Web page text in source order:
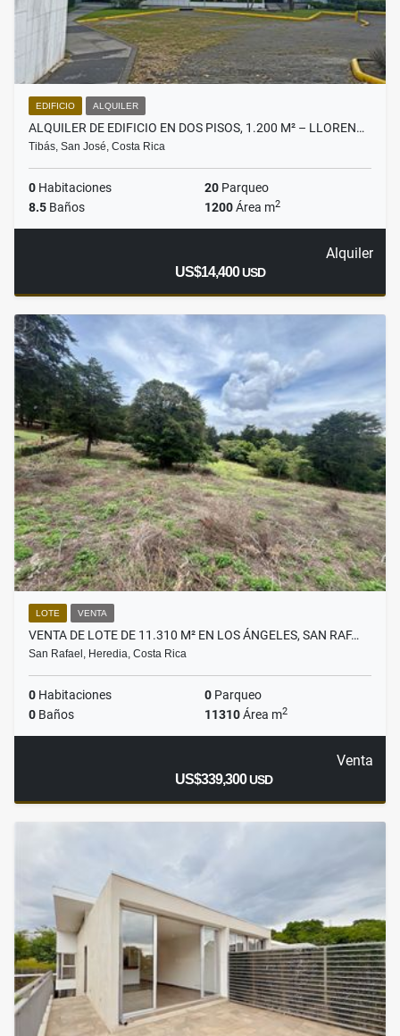
EDIFICIO ALQUILER
ALQUILER DE EDIFICIO EN DOS PISOS, 1.200 M² – LLOREN…
Tibás, San José, Costa Rica
0 Habitaciones 20 Parqueo
8.5 Baños 1200Área m2
Alquiler
US$14,400USD
LOTE VENTA
VENTA DE LOTE DE 11.310 M² EN LOS ÁNGELES, SAN RAF…
San Rafael, Heredia, Costa Rica
0 Habitaciones 0 Parqueo
0 Baños 11310Área m2
Venta
US$339,300USD